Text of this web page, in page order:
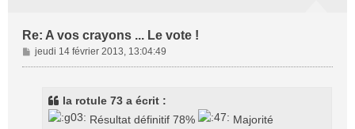
Re: A vos crayons ... Le vote !
M
e
jeudi 14 février 2013, 13:04:49
la rotule 73 a écrit :
Résultat définitif 78%
Majorité